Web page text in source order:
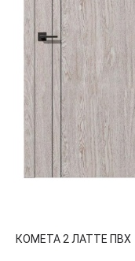
КОМЕТА 2 ЛАТТЕ ПВХ